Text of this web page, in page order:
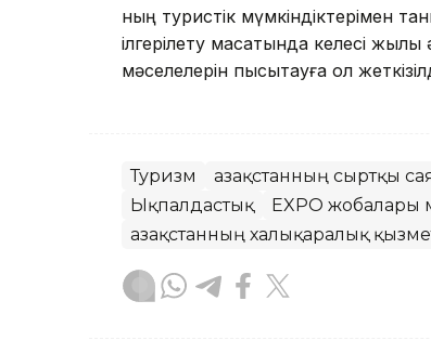
ның туристік мүмкіндіктерімен
ілгерілету мақсатында келесі
мәселелерін пысықтауға қол
Туризм Қазақстанның сыртқы
Ықпалдастық
EXPO жобалары
Қазақстанның халықаралық